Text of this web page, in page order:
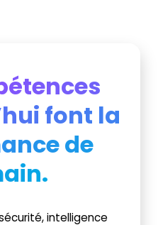
font la
de
intelligence